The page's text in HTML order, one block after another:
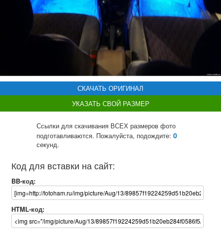
СКАЧАТЬ ОРИГИНАЛ
УКАЗАТЬ СВОЙ РАЗМЕР
Ссылки для скачивания ВСЕХ размеров фото
подготавливаются. Пожалуйста, подождите: 0
секунд.
Код для вставки на сайт:
BB-код:
HTML-код: